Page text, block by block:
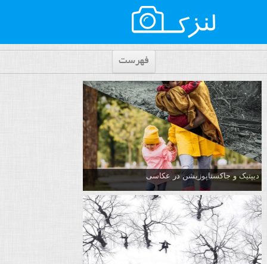
فهرست
دیپتیک و جاکستا‌پوزیشن در عکاسی